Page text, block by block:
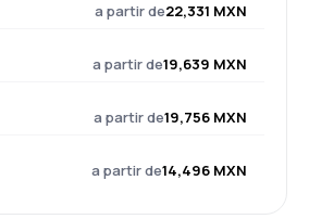
a partir de22,331 MXN
a partir de19,639 MXN
a partir de19,756 MXN
a partir de14,496 MXN